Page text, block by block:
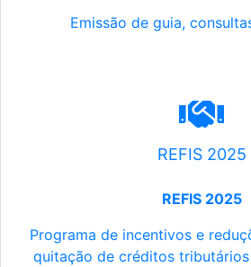
Emissão de guia,
REFIS 2025
REFIS 2025
Programa de incentivos e
quitação de créditos